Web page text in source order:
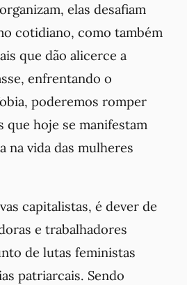
elas desafiam
cotidiano, como também
que dão alicerce a
enfrentando o
poderemos romper
que hoje se manifestam
na vida das mulheres
capitalistas, é dever de
e trabalhadores
de lutas feministas
patriarcais. Sendo